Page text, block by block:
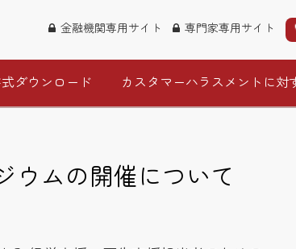
金融機関専用サイト 専門家専用サイト
ダウンロード カスタマーハラスメントに対
ウムの開催について